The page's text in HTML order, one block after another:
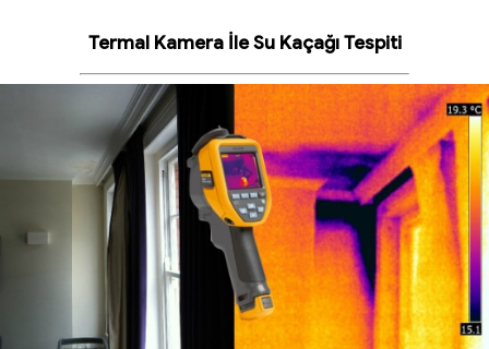
Termal Kamera İle Su Kaçağı Tespiti